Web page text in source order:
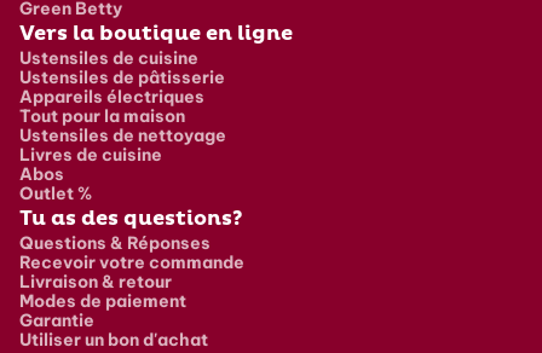
Green Betty
Vers la boutique en ligne
Ustensiles de cuisine
Ustensiles de pâtisserie
Appareils électriques
Tout pour la maison
Ustensiles de nettoyage
Livres de cuisine
Abos
Outlet %
Tu as des questions?
Questions & Réponses
Recevoir votre commande
Livraison & retour
Modes de paiement
Garantie
Utiliser un bon d'achat